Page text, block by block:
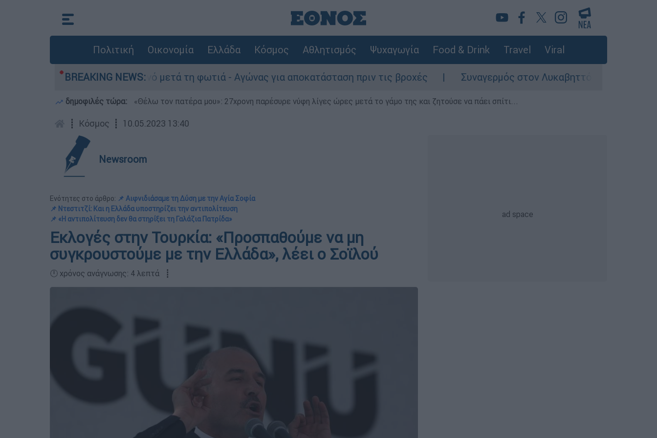
Πολιτική Οικονομία Ελλάδα Κόσμος Αθλητισμός Ψυχαγωγία Food & Drink Travel Viral
BREAKING NEWS:
στο Πόρτο Γερμανό μετά τη φωτιά - Αγώνας για αποκατάσταση πριν τις βροχές Συναγερμός στον Λυκαβηττό: Σορός σε
δημοφιλές τώρα: «Θέλω τον πατέρα μου»: 27χρονη παρέσυρε νύφη λίγες ώρες μετά το γάμο της και ζητούσε να πάει σπίτι...
┋ Κόσμος ┋ 10.05.2023 13:40
Newsroom
Ενότητες στο άρθρο: 📌 Αιφνιδιάσαμε τη Δύση με την Αγία Σοφία
📌 Ντεστιτζί: Και η Ελλάδα υποστηρίζει την αντιπολίτευση
📌 «Η αντιπολίτευση δεν θα στηρίξει τη Γαλάζια Πατρίδα»
Εκλογές στην Τουρκία: «Προσπαθούμε να μη
συγκρουστούμε με την Ελλάδα», λέει ο Σοϊλού
🕛 χρόνος ανάγνωσης: 4 λεπτά ┋